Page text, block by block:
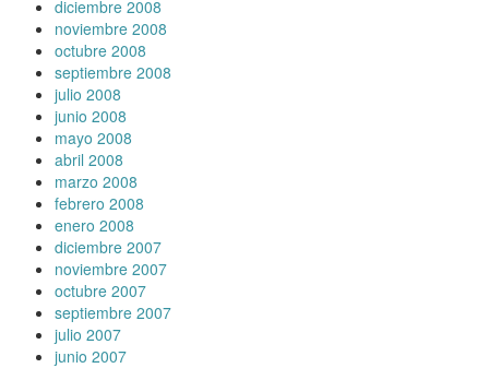
diciembre 2008
noviembre 2008
octubre 2008
septiembre 2008
julio 2008
junio 2008
mayo 2008
abril 2008
marzo 2008
febrero 2008
enero 2008
diciembre 2007
noviembre 2007
octubre 2007
septiembre 2007
julio 2007
junio 2007